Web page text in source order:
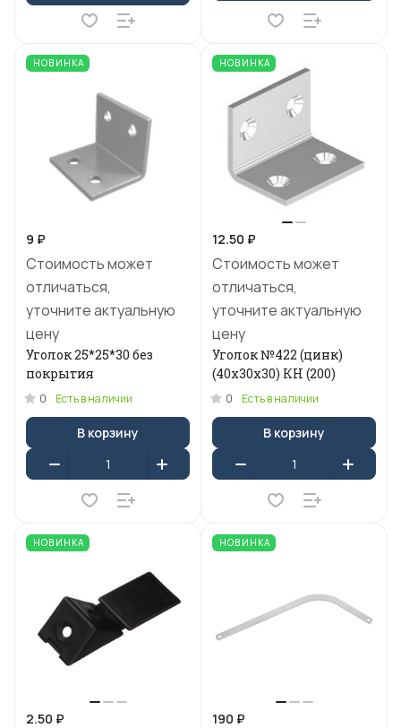
НОВИНКА
9 ₽
Стоимость может
отличаться,
уточните актуальную
цену
Уголок 25*25*30 без
покрытия
0 Есть в наличии
В корзину
НОВИНКА
12.50 ₽
Стоимость может
отличаться,
уточните актуальную
цену
Уголок №422 (цинк)
(40х30х30) КН (200)
0 Есть в наличии
В корзину
НОВИНКА
2.50 ₽
НОВИНКА
190 ₽